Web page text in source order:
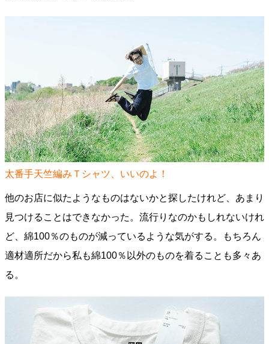
太番手天竺編みＴシャツ、いいのよ！
他のお店に似たようなものはないかと探したけれど、あまり
見つけることはできなかった。流行りなのかもしれないけれ
ど、綿100％のものが減っているような気がする。もちろん
適材適所だから私も綿100％以外のものを着ることも多々あ
る。